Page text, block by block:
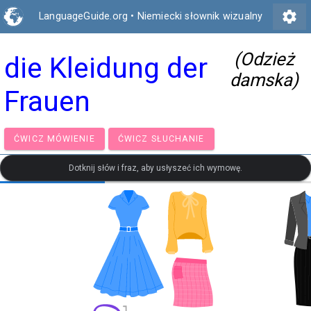
LanguageGuide.org • Niemiecki słownik wizualny settings
die Kleidung der
Frauen
(Odzież
damska)
ĆWICZ MÓWIENIE ĆWICZ SŁUCHANIE
Dotknij słów i fraz, aby usłyszeć ich wymowę.